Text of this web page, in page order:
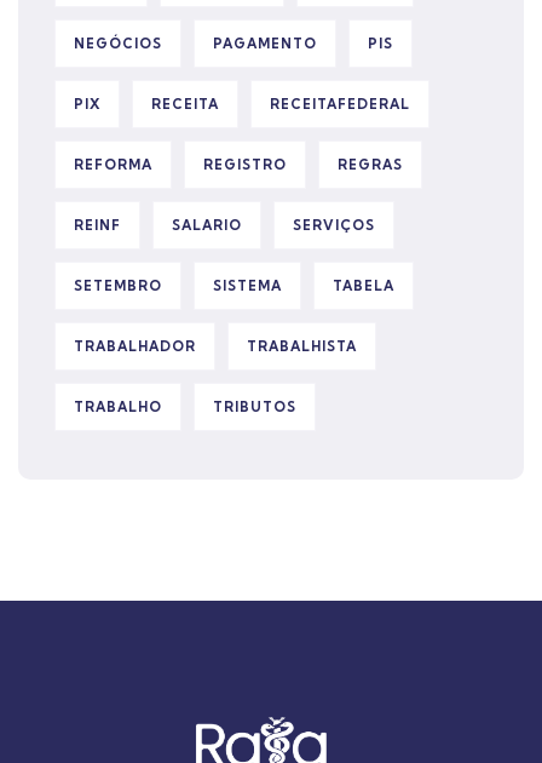
NEGÓCIOS PAGAMENTO PIS
PIX RECEITA RECEITAFEDERAL
REFORMA REGISTRO REGRAS
REINF SALARIO SERVIÇOS
SETEMBRO SISTEMA TABELA
TRABALHADOR TRABALHISTA
TRABALHO TRIBUTOS